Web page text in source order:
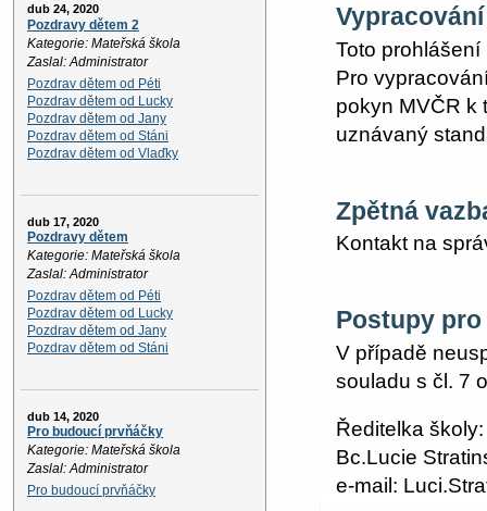
dub 24, 2020
Pozdravy dětem 2
Kategorie: Mateřská škola
Zaslal: Administrator
Pozdrav dětem od Péti
Pozdrav dětem od Lucky
Pozdrav dětem od Jany
Pozdrav dětem od Stáni
Pozdrav dětem od Vlaďky
dub 17, 2020
Pozdravy dětem
Kategorie: Mateřská škola
Zaslal: Administrator
Pozdrav dětem od Péti
Pozdrav dětem od Lucky
Pozdrav dětem od Jany
Pozdrav dětem od Stáni
dub 14, 2020
Pro budoucí prvňáčky
Kategorie: Mateřská škola
Zaslal: Administrator
Pro budoucí prvňáčky
Toto
Pro
pokyn MVČR k
uznávaný
Zpětná
Kontakt na
Postupy
V případě
souladu s čl. 7
Ředitelka školy:
Bc.Lucie
e-mail: